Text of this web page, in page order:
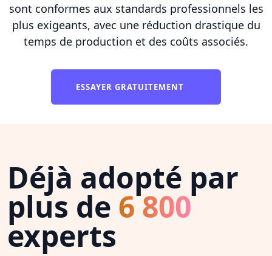
sont conformes aux standards professionnels les
plus exigeants, avec une réduction drastique du
temps de production et des coûts associés.
ESSAYER GRATUITEMENT
Déjà adopté par
plus de 6 800
experts